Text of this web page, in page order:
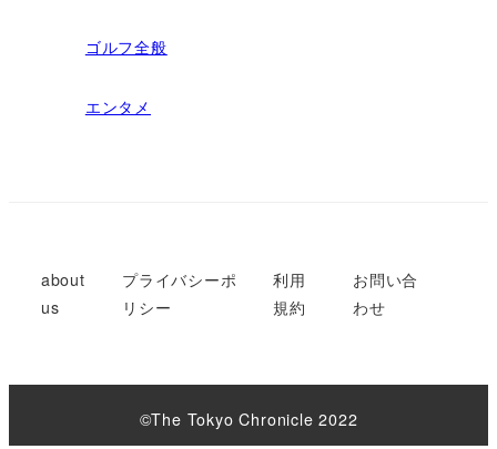
ゴルフ全般
エンタメ
about
us
プライバシーポ
リシー
利用
規約
お問い合
わせ
©︎The Tokyo Chronicle 2022